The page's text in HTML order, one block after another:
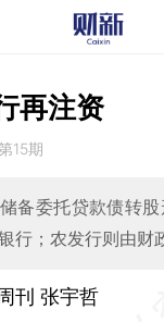
再注资
15期
备委托贷款债转
行；农发行则由财
刊 张宇哲